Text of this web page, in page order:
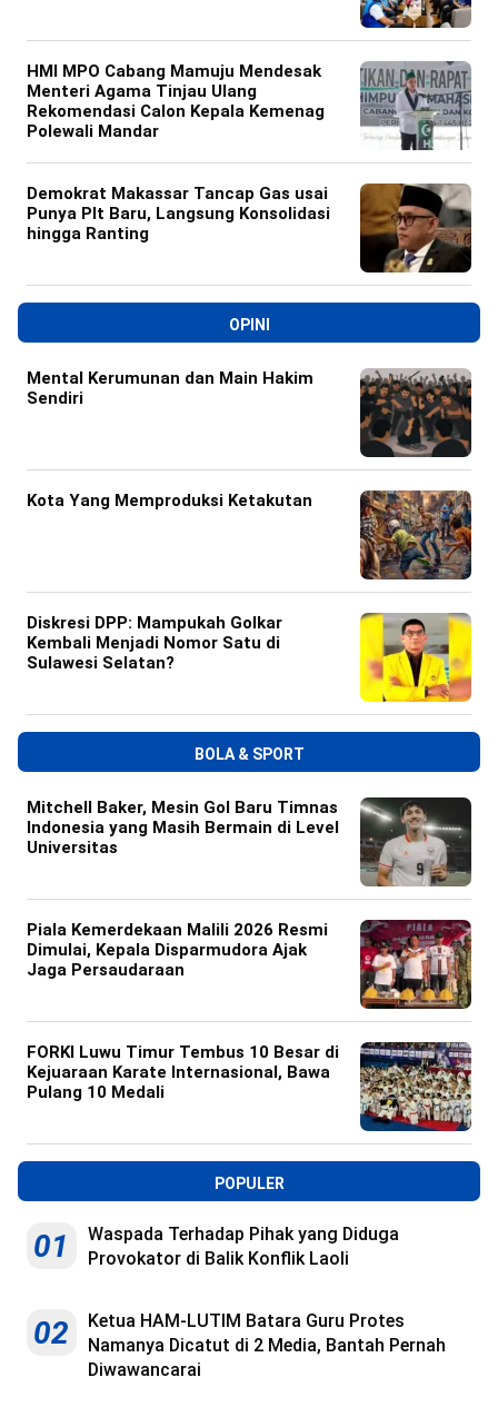
HMI MPO Cabang Mamuju Mendesak
Menteri Agama Tinjau Ulang
Rekomendasi Calon Kepala Kemenag
Polewali Mandar
Demokrat Makassar Tancap Gas usai
Punya Plt Baru, Langsung Konsolidasi
hingga Ranting
OPINI
Mental Kerumunan dan Main Hakim
Sendiri
Kota Yang Memproduksi Ketakutan
Diskresi DPP: Mampukah Golkar
Kembali Menjadi Nomor Satu di
Sulawesi Selatan?
BOLA & SPORT
Mitchell Baker, Mesin Gol Baru Timnas
Indonesia yang Masih Bermain di Level
Universitas
Piala Kemerdekaan Malili 2026 Resmi
Dimulai, Kepala Disparmudora Ajak
Jaga Persaudaraan
FORKI Luwu Timur Tembus 10 Besar di
Kejuaraan Karate Internasional, Bawa
Pulang 10 Medali
POPULER
01
Waspada Terhadap Pihak yang Diduga
Provokator di Balik Konflik Laoli
02
Ketua HAM-LUTIM Batara Guru Protes
Namanya Dicatut di 2 Media, Bantah Pernah
Diwawancarai